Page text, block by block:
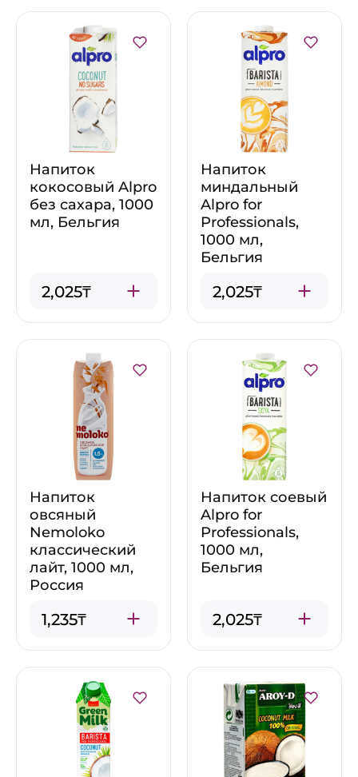
Напиток
кокосовый Alpro
без сахара, 1000
мл, Бельгия
2,025₸
Напиток
миндальный
Alpro for
Professionals,
1000 мл,
Бельгия
2,025₸
Напиток
овсяный
Nemoloko
классический
лайт, 1000 мл,
Россия
1,235₸
Напиток соевый
Alpro for
Professionals,
1000 мл,
Бельгия
2,025₸